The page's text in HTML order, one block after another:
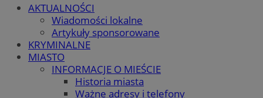
AKTUALNOŚCI
Wiadomości lokalne
Artykuły sponsorowane
KRYMINALNE
MIASTO
INFORMACJE O MIEŚCIE
Historia miasta
Ważne adresy i telefony